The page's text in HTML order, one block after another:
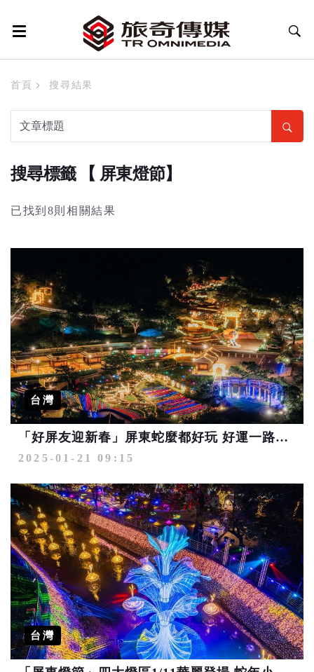
首頁 搜尋結果
搜尋標籤 【 屏東燈節】
已找到8則相關結果
台灣
「好屏友迎新春」屏東蛇麼都好玩 好運一路來！
2025-01-21 09:15
台灣